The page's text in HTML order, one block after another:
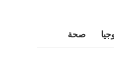
صحة